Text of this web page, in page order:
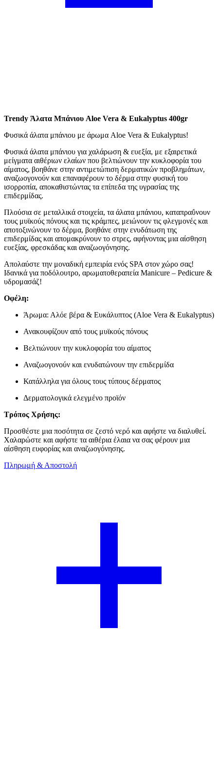
Trendy Άλατα Μπάνιου Aloe Vera & Eukalyptus 400gr
Φυσικά άλατα μπάνιου με άρωμα Aloe Vera & Eukalyptus!
Φυσικά άλατα μπάνιου για χαλάρωση & ευεξία, με εξαιρετικά
μείγματα αιθέριων ελαίων που βελτιώνουν την κυκλοφορία του
αίματος, βοηθάνε στην αντιμετώπιση δερματικών προβλημάτων,
αναζωογονούν και επαναφέρουν το δέρμα στην φυσική του
ισορροπία, αποκαθιστώντας τα επίπεδα της υγρασίας της
επιδερμίδας.
Πλούσια σε μεταλλικά στοιχεία, τα άλατα μπάνιου, καταπραΰνουν
τους μυϊκούς πόνους και τις κράμπες, μειώνουν τις φλεγμονές και
αποτοξινώνουν το δέρμα, βοηθάνε στην ενυδάτωση της
επιδερμίδας και απομακρύνουν το στρες, αφήνοντας μια αίσθηση
ευεξίας, φρεσκάδας και αναζωογόνησης.
Απολαύστε την μοναδική εμπειρία ενός SPA στον χώρο σας!
Ιδανικά για ποδόλουτρο, αρωματοθεραπεία Manicure – Pedicure &
υδρομασάζ!
Οφέλη:
Άρωμα: Αλόε βέρα & Ευκάλυπτος (Aloe Vera & Eukalyptus)
Ανακουφίζουν από τους μυϊκούς πόνους
Βελτιώνουν την κυκλοφορία του αίματος
Αναζωογονούν και ενυδατώνουν την επιδερμίδα
Κατάλληλα για όλους τους τύπους δέρματος
Δερματολογικά ελεγμένο προϊόν
Τρόπος Χρήσης:
Προσθέστε μια ποσότητα σε ζεστό νερό και αφήστε να διαλυθεί.
Χαλαρώστε και αφήστε τα αιθέρια έλαια να σας φέρουν μια
αίσθηση ευφορίας και αναζωογόνησης.
Πληρωμή & Αποστολή